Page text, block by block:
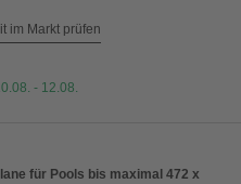
im Markt prüfen
- 12.08.
für Pools bis maximal 472 x